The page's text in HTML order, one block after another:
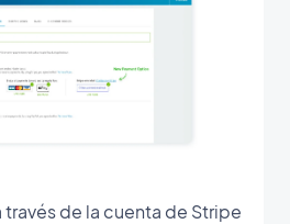
través de la cuenta de Stripe